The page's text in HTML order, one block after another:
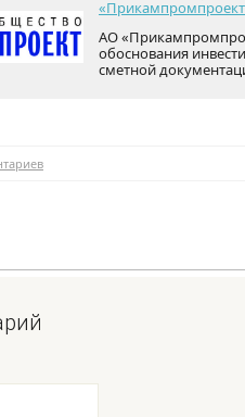
АО
обоснования
сметной